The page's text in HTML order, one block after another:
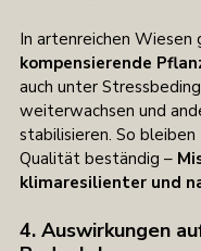
In artenreichen Wiesen
kompensierende
auch unter
weiterwachsen und
stabilisieren. So bleiben
Qualität beständig –
klimaresilienter und
4. Auswirkungen